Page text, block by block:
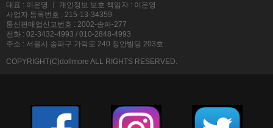
대표 : 이은영 ㅣ 개인정보 보호 책임자 : 이은영
사업자 등록번호 : 215-13-34359
통신판매업신고번호 : 2002-송파-277
전화 : 02-3432-4993 / 010-2848-4993
주소 : 서울시 송파구 가락로 240 장안빌딩 203호
COPYRIGHT(C)dollmore ALL RIGHTS RESERVED.